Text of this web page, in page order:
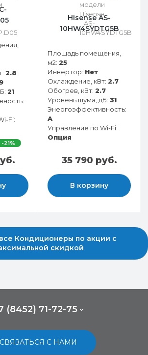
2.8
21
Fi:
-21%
Hisense AS-
10HW4SYDTG5B
Площадь помещения,
м2: 25
Инвертор: Нет
Охлаждение, кВт: 2.7
Обогрев, кВт: 2.7
Уровень шума, дБ: 31
Энергоэффективность:
A
Управление по Wi-Fi:
Опция
35 790 руб.
В корзину
Кондиционеры по акции с
скидкой
(8452) 71-72-75
СВЯЗАТЬСЯ С НАМИ